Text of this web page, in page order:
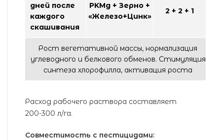
дней после
каждого
скашивания
PKМg + Зерно +
«Железо+Цинк»
2 + 2 + 1
Рост вегетативной массы, нормализация
углеводного и белкового обменов. Стимуляция
синтеза хлорофилла, активация роста
Расход рабочего раствора составляет
200-300 л/га.
Совместимость с пестицидами: